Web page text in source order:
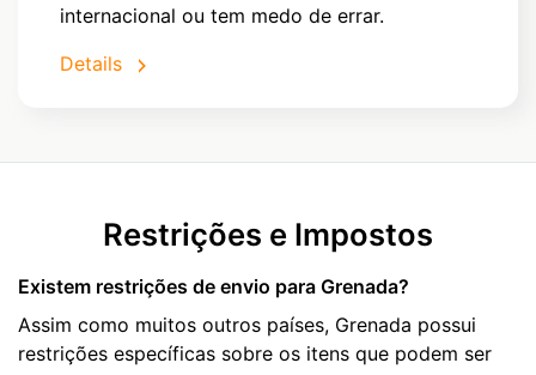
internacional ou tem medo de errar.
Details
Restrições e Impostos
Existem restrições de envio para Grenada?
Assim como muitos outros países, Grenada possui
restrições específicas sobre os itens que podem ser